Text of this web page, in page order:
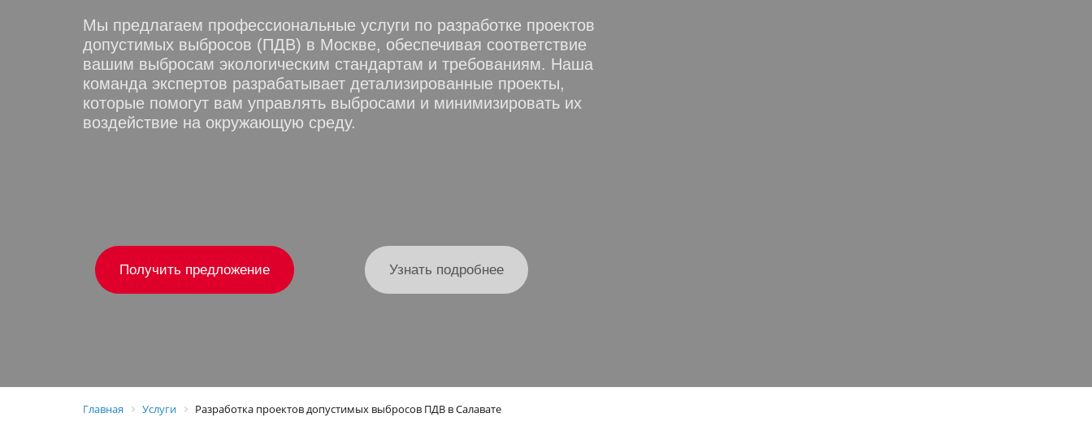
Мы предлагаем профессиональные услуги по разработке проектов
допустимых выбросов (ПДВ) в Москве, обеспечивая соответствие
вашим выбросам экологическим стандартам и требованиям. Наша
команда экспертов разрабатывает детализированные проекты,
которые помогут вам управлять выбросами и минимизировать их
воздействие на окружающую среду.
Получить предложение Узнать подробнее
Главная Услуги Разработка проектов допустимых выбросов ПДВ в Салавате